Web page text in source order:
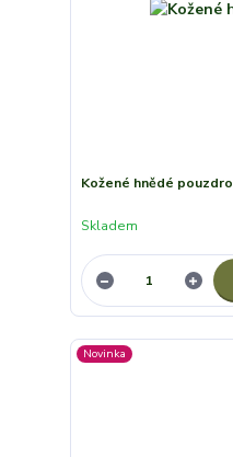
Kožené hnědé pouzdro
Skladem
Novinka